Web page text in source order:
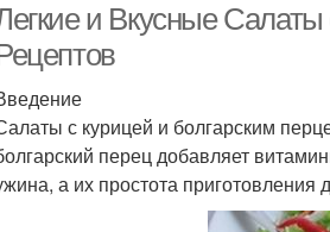
и Вкусные
с курицей и болгарским
перец добавляет
а их простота приготовления